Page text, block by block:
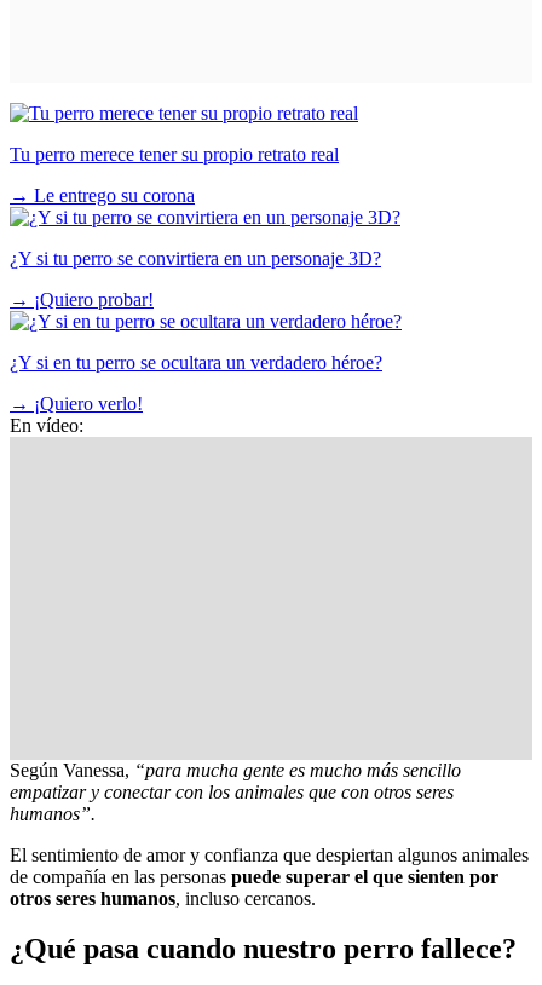
Tu perro merece tener su propio retrato real
→ Le entrego su corona
¿Y si tu perro se convirtiera en un personaje 3D?
→ ¡Quiero probar!
¿Y si en tu perro se ocultara un verdadero héroe?
→ ¡Quiero verlo!
En vídeo:
Según Vanessa, “para mucha gente es mucho más sencillo
empatizar y conectar con los animales que con otros seres
humanos”.
El sentimiento de amor y confianza que despiertan algunos animales
de compañía en las personas puede superar el que sienten por
otros seres humanos, incluso cercanos.
¿Qué pasa cuando nuestro perro fallece?